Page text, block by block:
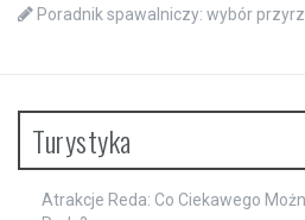
Poradnik spawalniczy: wybór
Turystyka
Atrakcje Reda: Co Ciekawego